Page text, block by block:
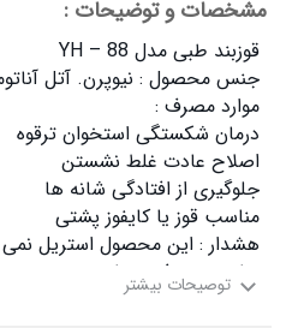
مشخصات و توضیحات :
توجه : با آب سرد صابون شسته